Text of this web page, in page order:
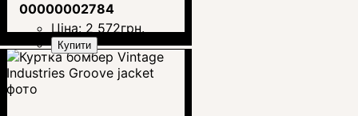
00000002784
Ціна:2 572грн.
Купити